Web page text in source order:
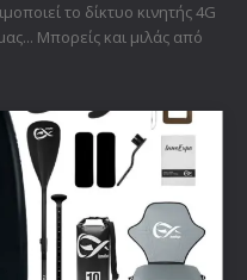
το δίκτυο κινητής 4G
Μπορείς και μιλάς από